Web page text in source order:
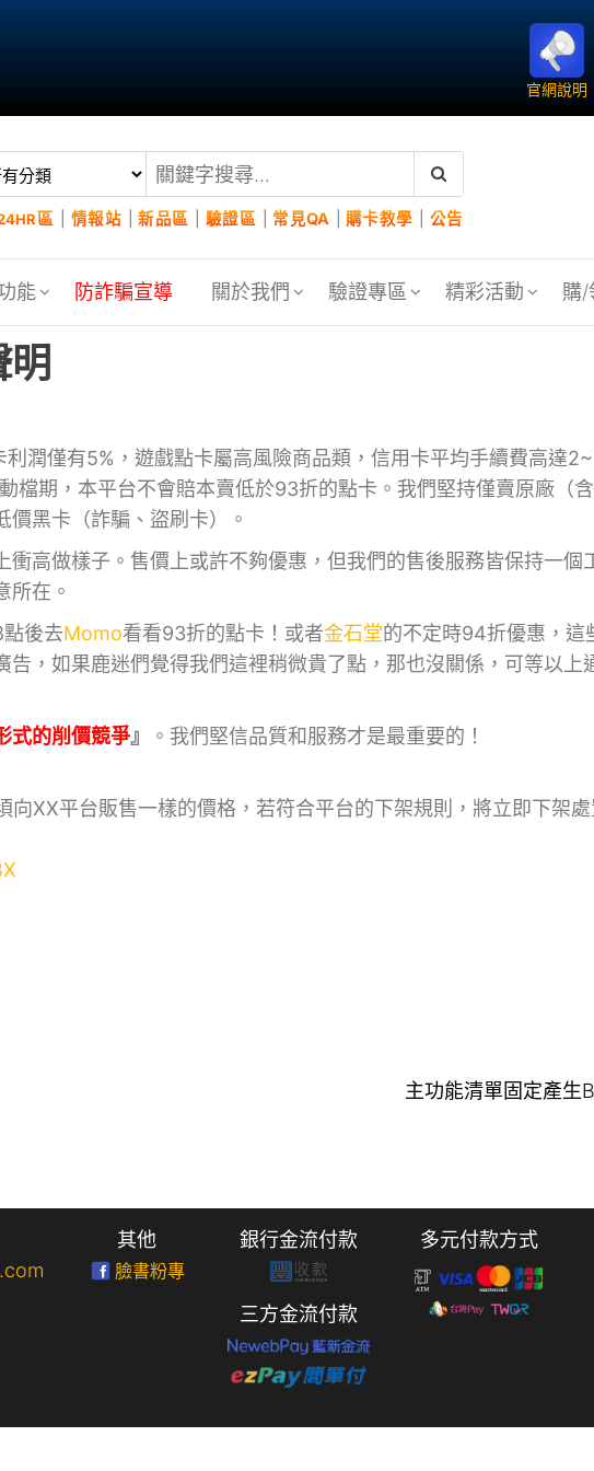
官網說明
區 情報站 |新品區 驗證區 常見QA 購卡教學 公告
能 防詐騙宣導 關於我們 驗證專區 精彩活動 購/
潤僅有5%，遊戲點卡屬高風險商品類，信用卡平均手續費高達
檔期，本平台不會賠本賣低於93折的點卡。我們堅持僅賣原廠（
黑卡（詐騙、盜刷卡）。
高做樣子。售價上或許不夠優惠，但我們的售後服務皆保持一個
所在。
後去Momo看看93折的點卡！或者金石堂的不定時94折優惠，這
，如果鹿迷們覺得我們這裡稍微貴了點，那也沒關係，可等以上
式的削價競爭』
。我們堅信品質和服務才是最重要的！
XX平台販售一樣的價格，若符合平台的下架規則，將立即下架
主功能清單固定產生
其他
臉書粉專
銀行金流付款
三方金流付款
多元付款方式